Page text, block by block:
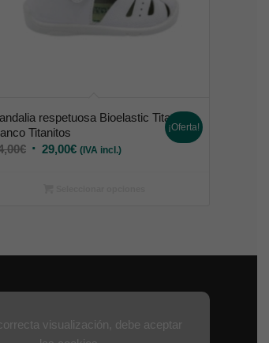
respetuosa Bioelastic Tita
Titanitos
€ 29,00€ (IVA incl.)
¡Oferta!
visualización, debe aceptar